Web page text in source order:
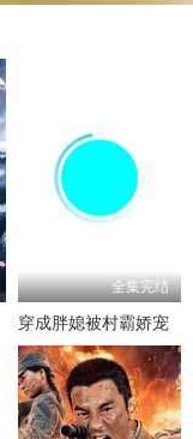
全集完结
穿成胖媳被村霸娇宠